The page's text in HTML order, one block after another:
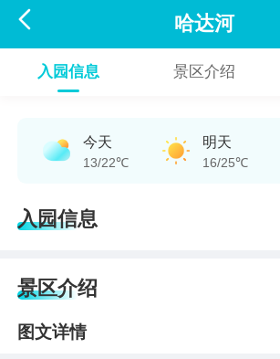
 哈达河
入园信息 景区介绍
今天
13/22℃
明天
16/25℃
入园信息
景区介绍
图文详情